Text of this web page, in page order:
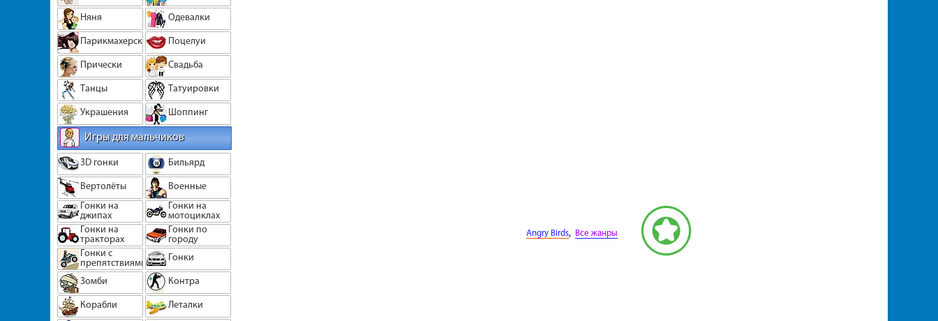
Няня
Одевалки
Парикмахерская
Поцелуи
Прически
Свадьба
Танцы
Татуировки
Украшения
Шоппинг
Игры для мальчиков
3D гонки
Бильярд
Вертолёты
Военные
Гонки на
джипах
Гонки на
мотоциклах
Гонки на
тракторах
Гонки по
городу
Гонки с
препятствиями
Гонки
Зомби
Контра
Корабли
Леталки
Angry Birds, Все жанры